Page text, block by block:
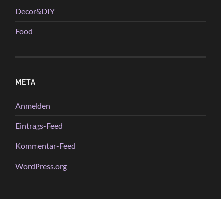
Decor&DIY
Food
META
Anmelden
Eintrags-Feed
Kommentar-Feed
WordPress.org